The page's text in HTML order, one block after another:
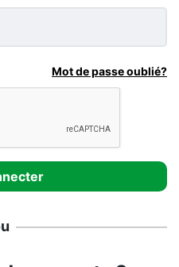
Mot de passe oublié?